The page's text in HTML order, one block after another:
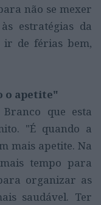
não se mexer
estratégias da
ir de férias bem,
o apetite"
que esta
"É quando a
mais apetite. Na
tempo para
organizar as
saudável. Ter